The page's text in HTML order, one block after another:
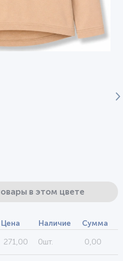
в этом цвете
Цена Наличие Сумма
271,00 0шт. 0,00